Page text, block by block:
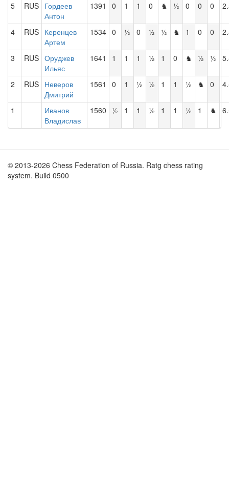
5 RUS Гордеев
Антон
1391 0 1 1 0 ♞ ½ 0 0 0
4 RUS Керенцев
Артем
1534 0 ½ 0 ½ ½ ♞ 1 0 0
3 RUS Оруджев
Ильяс
1641 1 1 1 ½ 1 0 ♞ ½ ½
2 RUS Неверов
Дмитрий
1561 0 1 ½ ½ 1 1 ½ ♞ 0
1
Иванов
Владислав
1560 ½ 1 1 ½ 1 1 ½ 1 ♞
© 2013-2026 Chess Federation of Russia. Ratg chess rating
system. Build 0500